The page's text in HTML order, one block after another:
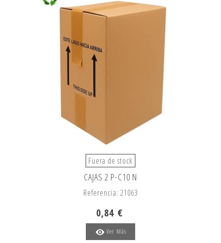
Fuera de stock
CAJAS 2 P-C10 N
Referencia: 21063
0,84 €
Ver Más